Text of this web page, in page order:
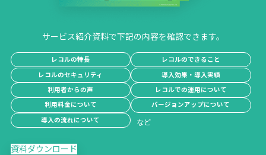
サービス紹介資料で下記の内容を確認できます。
レコルの特長
レコルのできること
レコルのセキュリティ
導入効果・導入実績
利用者からの声
レコルでの運用について
利用料金について
バージョンアップについて
導入の流れについて
資料ダウンロード